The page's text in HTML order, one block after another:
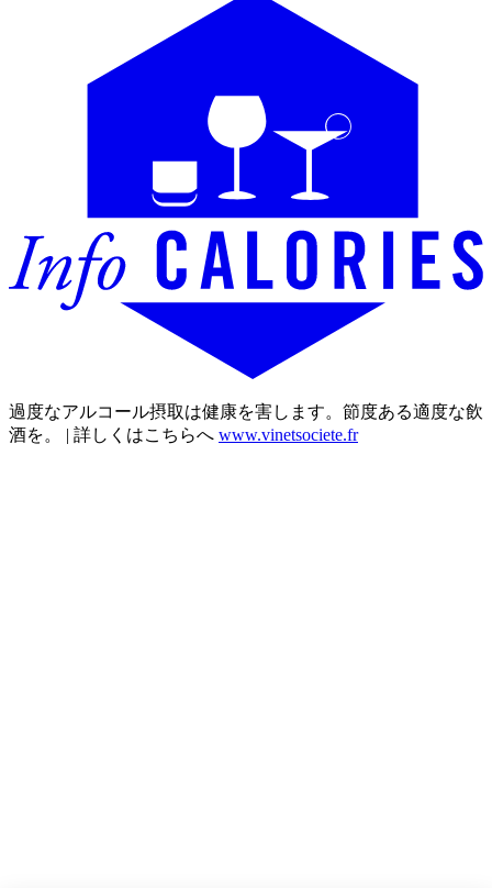
過度なアルコール摂取は健康を害します。節度ある適度な飲
酒を。 | 詳しくはこちらへ www.vinetsociete.fr